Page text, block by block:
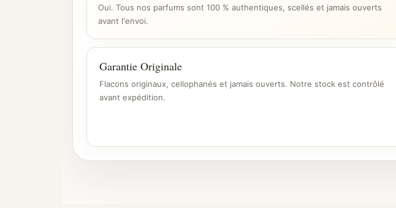
Oui. Tous nos parfums sont 100 % authentiques, scellés et jamais ouverts
avant l'envoi.
Garantie Originale
Flacons originaux, cellophanés et jamais ouverts. Notre stock est contrôlé
avant expédition.